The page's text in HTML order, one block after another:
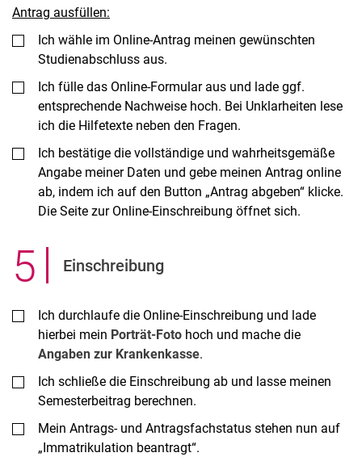
Antrag ausfüllen:
Ich wähle im Online-Antrag meinen gewünschten
Studienabschluss aus.
Ich fülle das Online-Formular aus und lade ggf.
entsprechende Nachweise hoch. Bei Unklarheiten lese
ich die Hilfetexte neben den Fragen.
Ich bestätige die vollständige und wahrheitsgemäße
Angabe meiner Daten und gebe meinen Antrag online
ab, indem ich auf den Button „Antrag abgeben“ klicke.
Die Seite zur Online-Einschreibung öffnet sich.
5. Einschreibung
Ich durchlaufe die Online-Einschreibung und lade
hierbei mein Porträt-Foto hoch und mache die
Angaben zur Krankenkasse.
Ich schließe die Einschreibung ab und lasse meinen
Semesterbeitrag berechnen.
Mein Antrags- und Antragsfachstatus stehen nun auf
„Immatrikulation beantragt“.